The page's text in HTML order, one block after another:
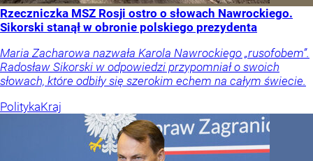
Rzeczniczka MSZ Rosji ostro o słowach Nawrockiego.
Sikorski stanął w obronie polskiego prezydenta
Maria Zacharowa nazwała Karola Nawrockiego „rusofobem”.
Radosław Sikorski w odpowiedzi przypomniał o swoich
słowach, które odbiły się szerokim echem na całym świecie.
PolitykaKraj